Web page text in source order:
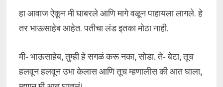
हा आवाज ऐकून मी घाबरले आणि मागे वळून पाहायला लागले. हे
तर भाऊसाहेब आहेत. पतीचा लंड इतका मोठा नाही.
मी- भाऊसाहेब, तुम्ही हे सगळं करू नका, सोडा. ते- बेटा, तूच
हलवून हलवून उभा केलास आणि तूच म्हणालीस की आत घाला,